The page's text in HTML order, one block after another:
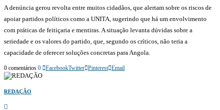
A denúncia gerou revolta entre muitos cidadãos, que alertam sobre os riscos de
apoiar partidos políticos como a UNITA, sugerindo que há um envolvimento
com práticas de feitiçaria e mentiras. A situação levanta dúvidas sobre a
seriedade e os valores do partido, que, segundo os críticos, não teria a
capacidade de oferecer soluções concretas para Angola.
0 comentários 0 FacebookTwitter Pinterest Email
REDAÇÃO